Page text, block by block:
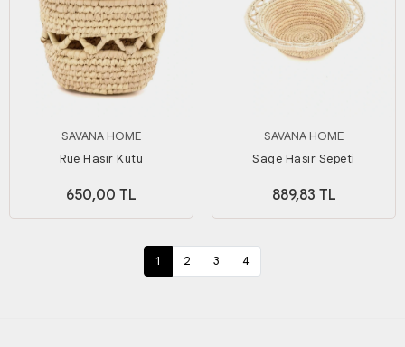
SAVANA HOME
Rue Hasır Kutu
650,00 TL
SAVANA HOME
Sage Hasır Sepeti
889,83 TL
1 2 3 4